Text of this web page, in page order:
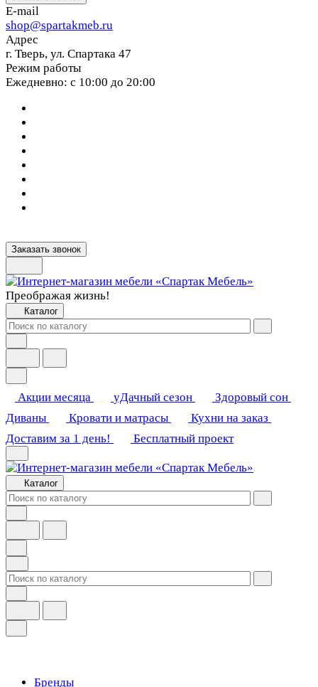
E-mail
shop@spartakmeb.ru
Адрес
г. Тверь, ул. Спартака 47
Режим работы
Ежедневно: с 10:00 до 20:00
Заказать звонок
Преображая жизнь!
Каталог
Акции месяца уДачный сезон
Здоровый сон
Диваны
Кровати и матрасы
Кухни на заказ
Доставим за 1 день!
Бесплатный проект
Каталог
Бренды